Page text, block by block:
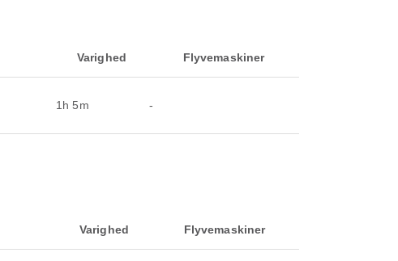
Varighed Flyvemaskiner
1h 5m -
Varighed Flyvemaskiner